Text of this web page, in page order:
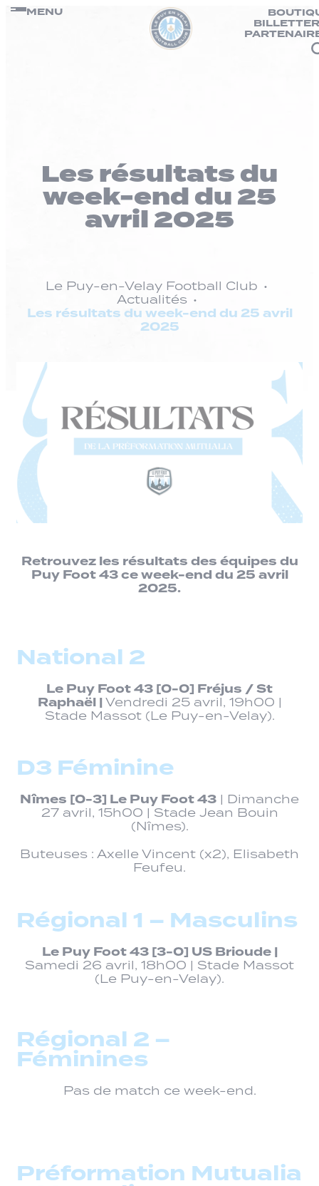
Passer
MENU
Les résultats du
week-end du 25
avril 2025
Le Puy-en-Velay Football Club
Actualités
Les résultats du week-end du 25 avril
2025
Retrouvez les résultats des équipes du
Puy Foot 43 ce week-end du 25 avril
2025.
National 2
Le Puy Foot 43 [0-0] Fréjus / St
Raphaël |Vendredi 25 avril, 19h00 |
Stade Massot (Le Puy-en-Velay).
D3 Féminine
Nîmes [0-3] Le Puy Foot 43 | Dimanche
27 avril, 15h00 | Stade Jean Bouin
(Nîmes).
Buteuses : Axelle Vincent (x2), Elisabeth
Feufeu.
Régional 1 – Masculins
Le Puy Foot 43 [3-0] US Brioude |
Samedi 26 avril, 18h00 | Stade Massot
(Le Puy-en-Velay).
Régional 2 –
Féminines
Pas de match ce week-end.
Préformation Mutualia
Panneau de gestion des cookies